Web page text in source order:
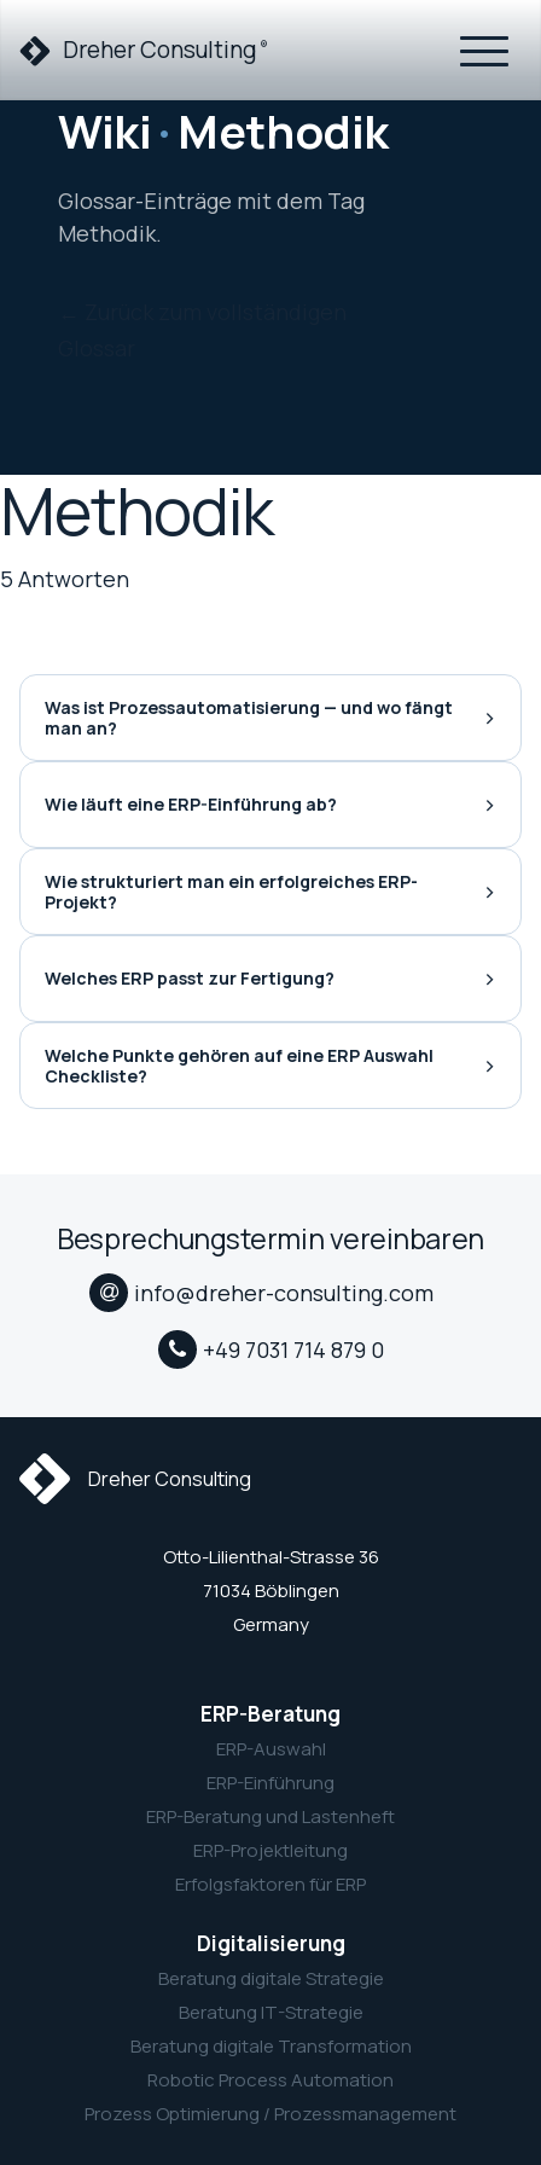
Dreher Consulting ®
Wiki· Methodik
Glossar-Einträge mit dem Tag
Methodik.
Methodik
5 Antworten
Was ist Prozessautomatisierung — und wo fängt
man an?
›
Wie läuft eine ERP-Einführung ab? ›
Wie strukturiert man ein erfolgreiches ERP-
Projekt?
›
Welches ERP passt zur Fertigung? ›
Welche Punkte gehören auf eine ERP Auswahl
Checkliste?
›
Besprechungstermin vereinbaren
info@dreher-consulting.com
+49 7031 714 879 0
Dreher Consulting
Otto-Lilienthal-Strasse 36
71034 Böblingen
Germany
ERP-Beratung
ERP-Auswahl
ERP-Einführung
ERP-Beratung und Lastenheft
ERP-Projektleitung
Erfolgsfaktoren für ERP
Digitalisierung
Beratung digitale Strategie
Beratung IT-Strategie
Beratung digitale Transformation
Robotic Process Automation
Prozess Optimierung / Prozessmanagement